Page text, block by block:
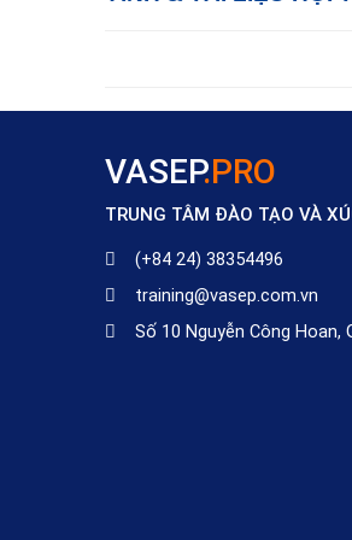
VASEP.PRO
TRUNG TÂM ĐÀO TẠO VÀ
(+84 24) 38354496
training@vasep.com.vn
Số 10 Nguyễn Công Hoan,